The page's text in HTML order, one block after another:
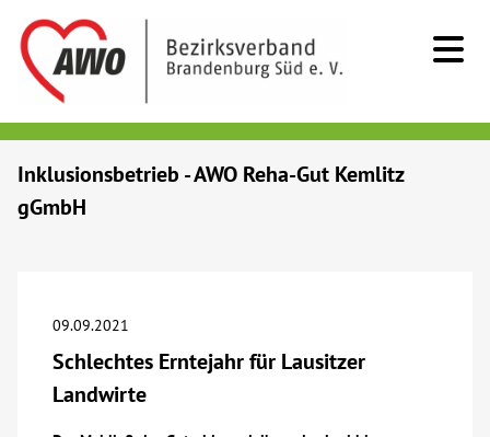
Senioren
Begegnung
Inklusionsbetrieb - AWO Reha-Gut Kemlitz
gGmbH
09.09.2021
Schlechtes Erntejahr für Lausitzer
Landwirte